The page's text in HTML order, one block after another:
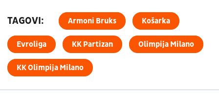
TAGOVI: Armoni Bruks Košarka
Evroliga KK Partizan Olimpija Milano
KK Olimpija Milano